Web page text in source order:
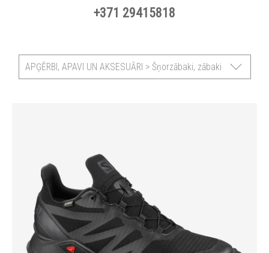
+371 29415818
APĢĒRBI, APAVI UN AKSESUĀRI > Šņorzābaki, zābaki